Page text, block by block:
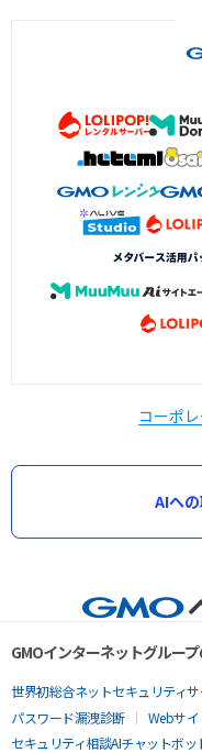
コーポ
AIへ
GMOインターネットグルー
世界初総合ネットセキュリティサ
パスワード漏洩診断
Webサ
セキュリティ相談AIチャットボッ